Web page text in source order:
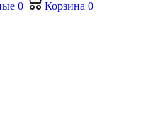
0 Корзина 0